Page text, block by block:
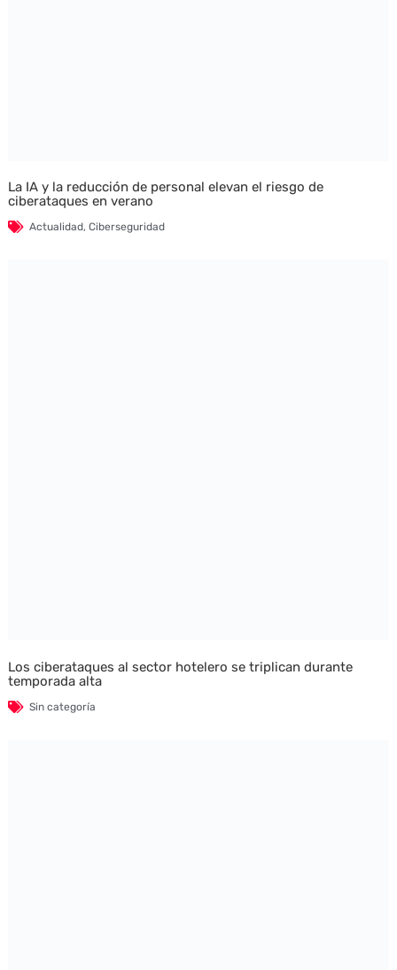
La IA y la reducción de personal elevan el riesgo de
ciberataques en verano
Actualidad, Ciberseguridad
Los ciberataques al sector hotelero se triplican durante
temporada alta
Sin categoría